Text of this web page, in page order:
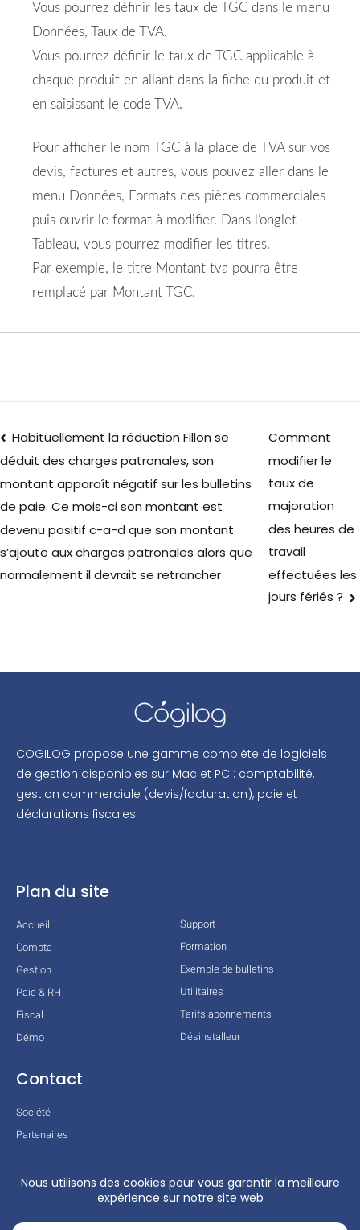
Vous pourrez définir les taux de TGC dans le menu
Données, Taux de TVA.
Vous pourrez définir le taux de TGC applicable à
chaque produit en allant dans la fiche du produit et
en saisissant le code TVA.
Pour afficher le nom TGC à la place de TVA sur vos
devis, factures et autres, vous pouvez aller dans le
menu Données, Formats des pièces commerciales
puis ouvrir le format à modifier. Dans l’onglet
Tableau, vous pourrez modifier les titres.
Par exemple, le titre Montant tva pourra être
remplacé par Montant TGC.
Habituellement la réduction Fillon se
déduit des charges patronales, son
montant apparaît négatif sur les bulletins
de paie. Ce mois-ci son montant est
devenu positif c-a-d que son montant
s’ajoute aux charges patronales alors que
normalement il devrait se retrancher
Comment
modifier le
taux de
majoration
des heures de
travail
effectuées les
jours fériés ?
COGILOG propose une gamme complète de logiciels
de gestion disponibles sur Mac et PC : comptabilité,
gestion commerciale (devis/facturation), paie et
déclarations fiscales.
Plan du site
Accueil
Compta
Gestion
Paie & RH
Fiscal
Démo
Support
Formation
Exemple de bulletins
Utilitaires
Tarifs abonnements
Désinstalleur
Contact
Société
Partenaires
Mentions légales
Conditions générales
Actualités